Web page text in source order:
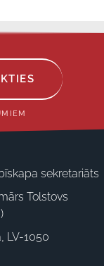
sekretariāts
Tolstovs
LV-1050